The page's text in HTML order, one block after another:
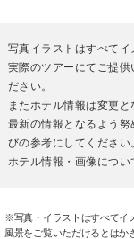
写真イラストはすべてイ
実際のツアーにてご提
ださい。
またホテル情報は変更と
最新の情報となるよう
びの参考にしてください
ホテル情報・画像につい
※写真・イラストはすべてイ
風景をご覧いただけるとはか